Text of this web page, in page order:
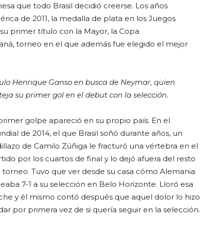
que todo Brasil decidió creerse. Los años
de 2011, la medalla de plata en los Juegos
primer título con la Mayor, la Copa
torneo en el que además fue elegido el mejor
Henrique Ganso en busca de Neymar, quien
su primer gol en el debut con la selección.
golpe apareció en su propio país. En el
de 2014, el que Brasil soñó durante años, un
de Camilo Zúñiga le fracturó una vértebra en el
por los cuartos de final y lo dejó afuera del resto
torneo. Tuvo que ver desde su casa cómo Alemania
7-1 a su selección en Belo Horizonte. Lloró esa
y él mismo contó después que aquel dolor lo hizo
por primera vez de si quería seguir en la selección.